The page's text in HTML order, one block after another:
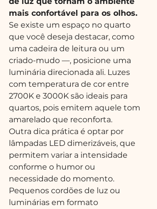
mais confortável para os olhos.
Se existe um espaço no quarto
que você deseja destacar, como
uma cadeira de leitura ou um
criado-mudo —, posicione uma
luminária direcionada ali. Luzes
com temperatura de cor entre
2700K e 3000K são ideais para
quartos, pois emitem aquele tom
amarelado que reconforta.
Outra dica prática é optar por
lâmpadas LED dimerizáveis, que
permitem variar a intensidade
conforme o humor ou
necessidade do momento.
Pequenos cordões de luz ou
luminárias em formato